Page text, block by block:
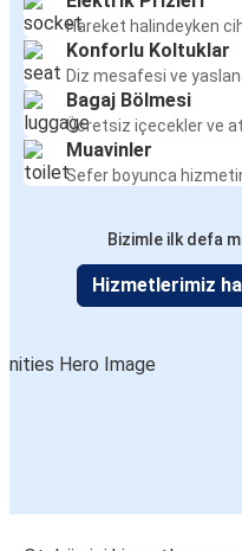
Hareket halindeyken
Konforlu Koltuklar
Diz mesafesi ve
Bagaj Bölmesi
Ücretsiz içecekler ve
Muavinler
Sefer boyunca
Bizimle ilk defa
Hizmetlerimiz